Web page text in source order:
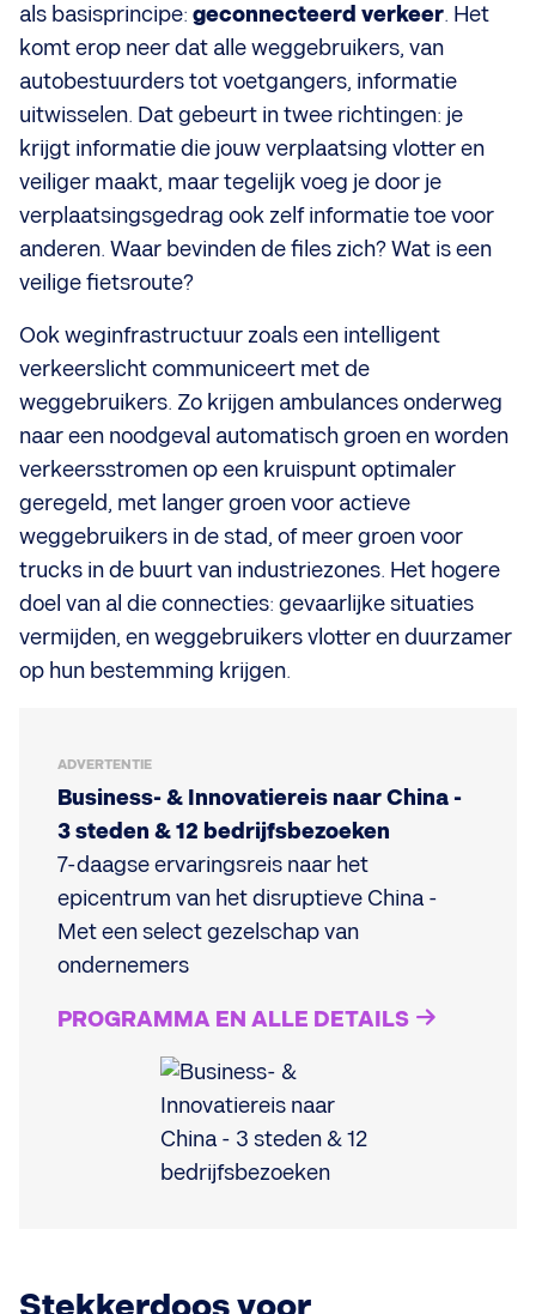
als basisprincipe: geconnecteerd verkeer. Het
komt erop neer dat alle weggebruikers, van
autobestuurders tot voetgangers, informatie
uitwisselen. Dat gebeurt in twee richtingen: je
krijgt informatie die jouw verplaatsing vlotter en
veiliger maakt, maar tegelijk voeg je door je
verplaatsingsgedrag ook zelf informatie toe voor
anderen. Waar bevinden de files zich? Wat is een
veilige fietsroute?
Ook weginfrastructuur zoals een intelligent
verkeerslicht communiceert met de
weggebruikers. Zo krijgen ambulances onderweg
naar een noodgeval automatisch groen en worden
verkeersstromen op een kruispunt optimaler
geregeld, met langer groen voor actieve
weggebruikers in de stad, of meer groen voor
trucks in de buurt van industriezones. Het hogere
doel van al die connecties: gevaarlijke situaties
vermijden, en weggebruikers vlotter en duurzamer
op hun bestemming krijgen.
ADVERTENTIE
Business- & Innovatiereis naar China -
3 steden & 12 bedrijfsbezoeken
7-daagse ervaringsreis naar het
epicentrum van het disruptieve China -
Met een select gezelschap van
ondernemers
PROGRAMMA EN ALLE DETAILS